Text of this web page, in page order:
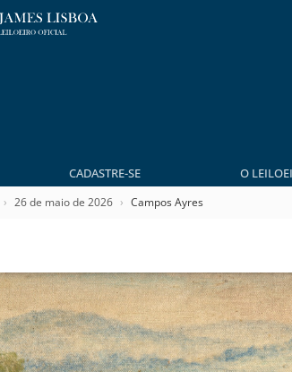
CADASTRE-SE O
26 de maio de 2026 Campos Ayres